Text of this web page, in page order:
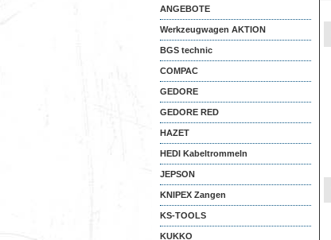
ANGEBOTE
Werkzeugwagen AKTION
BGS technic
COMPAC
GEDORE
GEDORE RED
HAZET
HEDI Kabeltrommeln
JEPSON
KNIPEX Zangen
KS-TOOLS
KUKKO